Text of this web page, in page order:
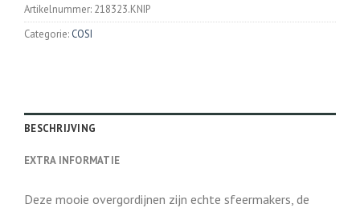
Artikelnummer: 218323.KNIP
Categorie: COSI
BESCHRIJVING
EXTRA INFORMATIE
Deze mooie overgordijnen zijn echte sfeermakers, de